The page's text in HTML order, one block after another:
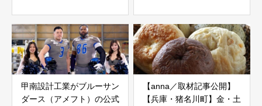
シング）発売！ 当社が取
材記事を担当しています。
ロおじいさんの最後の忘れ
物』」（大阪市高速電気軌
道株式会社）発売開始！
当社が一部取材記事を担当
しています。
甲南設計工業がブルーサン
ダース（アメフト）の公式
【anna／取材記事公開】
【兵庫・猪名川町】金・土